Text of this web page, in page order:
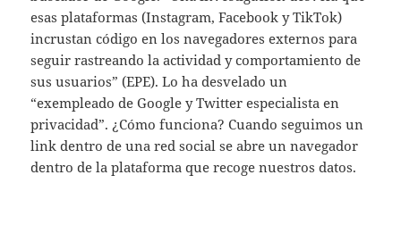
esas plataformas (Instagram, Facebook y TikTok)
incrustan código en los navegadores externos para
seguir rastreando la actividad y comportamiento de
sus usuarios” (EPE). Lo ha desvelado un
“exempleado de Google y Twitter especialista en
privacidad”. ¿Cómo funciona? Cuando seguimos un
link dentro de una red social se abre un navegador
dentro de la plataforma que recoge nuestros datos.